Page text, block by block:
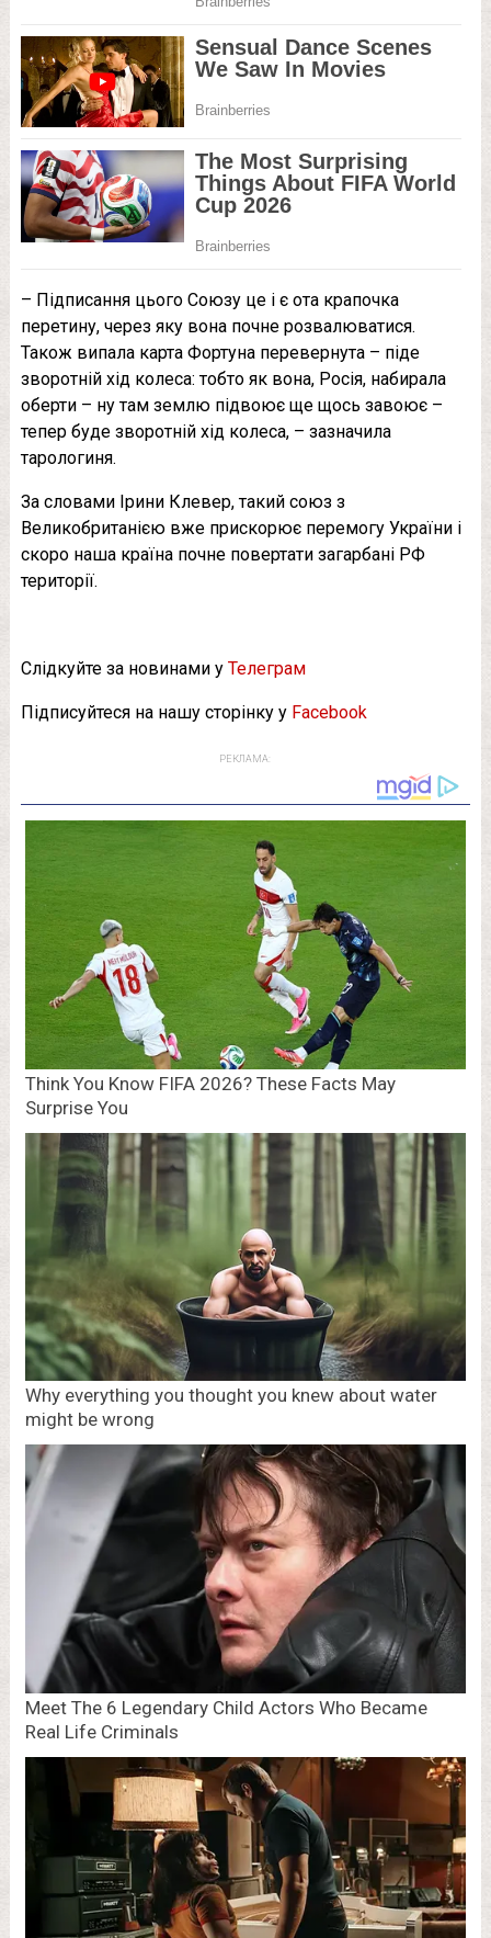
– Підписання цього Союзу це і є ота крапочка
перетину, через яку вона почне розвалюватися.
Також випала карта Фортуна перевернута – піде
зворотній хід колеса: тобто як вона, Росія, набирала
оберти – ну там землю підвоює ще щось завоює –
тепер буде зворотній хід колеса, – зазначила
тарологиня.
За словами Ірини Клевер, такий союз з
Великобританією вже прискорює перемогу України і
скоро наша країна почне повертати загарбані РФ
території.
Слідкуйте за новинами у Телеграм
Підписуйтеся на нашу сторінку у Facebook
РЕКЛАМА: